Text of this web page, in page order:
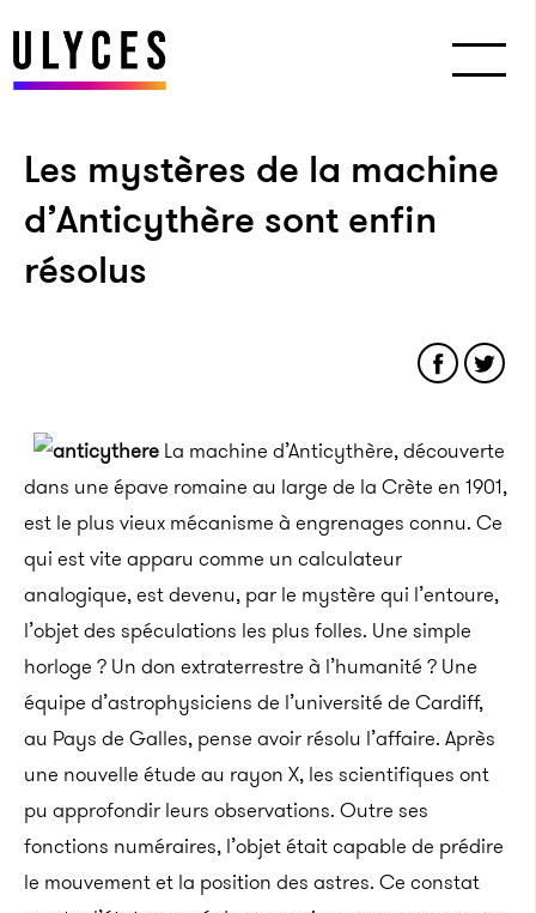
Les mystères de la machine
d’Anticythère sont enfin
résolus
La machine d’Anticythère, découverte
dans une épave romaine au large de la Crète en 1901,
est le plus vieux mécanisme à engrenages connu. Ce
qui est vite apparu comme un calculateur
analogique, est devenu, par le mystère qui l’entoure,
l’objet des spéculations les plus folles. Une simple
horloge ? Un don extraterrestre à l’humanité ? Une
équipe d’astrophysiciens de l’université de Cardiff,
au Pays de Galles, pense avoir résolu l’affaire. Après
une nouvelle étude au rayon X, les scientifiques ont
pu approfondir leurs observations. Outre ses
fonctions numéraires, l’objet était capable de prédire
le mouvement et la position des astres. Ce constat